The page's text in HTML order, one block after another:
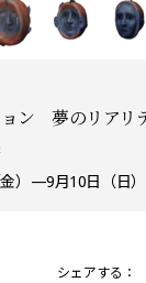
ン 夢のリアリ
）—9月10日（日）
シェアする：